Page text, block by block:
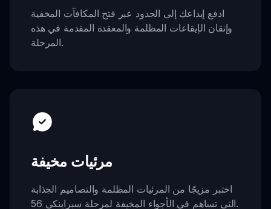
ادفع إبداعك إلى الحدود عبر فتح المكافآت المخفية
وإتقان الإيقاعات المظلمة والمعقدة المقدمة في هذه
المرحلة.
مرئيات مخيفة
اختبر مزيجًا من المرئيات المظلمة والتصاميم الجذابة
التي تساهم في الأجواء المخيفة لمرحلة سبراينكي 56.